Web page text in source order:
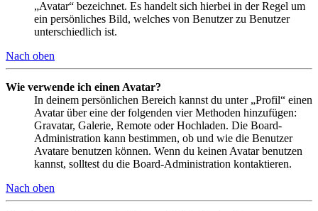
„Avatar“ bezeichnet. Es handelt sich hierbei in der Regel um
ein persönliches Bild, welches von Benutzer zu Benutzer
unterschiedlich ist.
Nach oben
Wie verwende ich einen Avatar?
In deinem persönlichen Bereich kannst du unter „Profil“ einen
Avatar über eine der folgenden vier Methoden hinzufügen:
Gravatar, Galerie, Remote oder Hochladen. Die Board-
Administration kann bestimmen, ob und wie die Benutzer
Avatare benutzen können. Wenn du keinen Avatar benutzen
kannst, solltest du die Board-Administration kontaktieren.
Nach oben